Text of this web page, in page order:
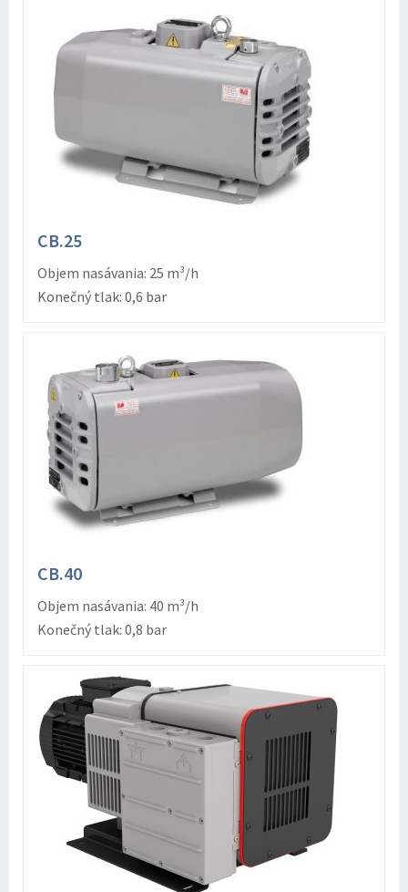
CB.25
Objem nasávania: 25 m³/h
Konečný tlak: 0,6 bar
CB.40
Objem nasávania: 40 m³/h
Konečný tlak: 0,8 bar